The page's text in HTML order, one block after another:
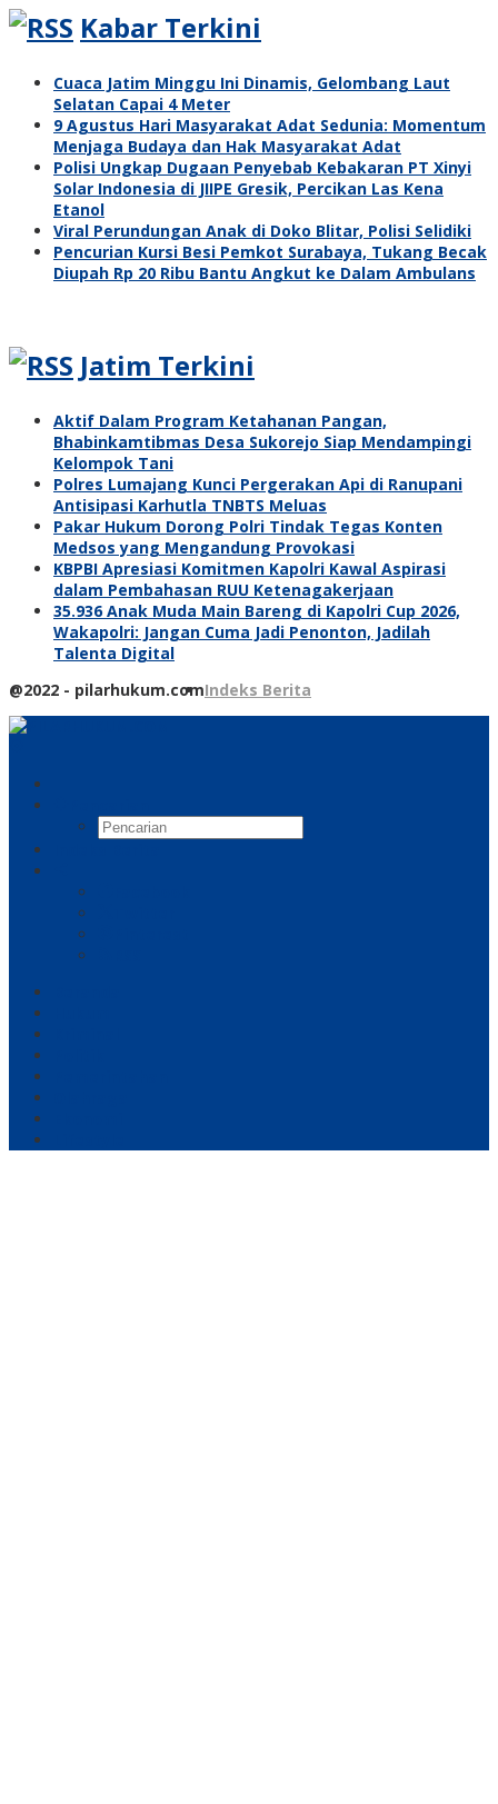
Kabar Terkini
Cuaca Jatim Minggu Ini Dinamis, Gelombang Laut
Selatan Capai 4 Meter
9 Agustus Hari Masyarakat Adat Sedunia: Momentum
Menjaga Budaya dan Hak Masyarakat Adat
Polisi Ungkap Dugaan Penyebab Kebakaran PT Xinyi
Solar Indonesia di JIIPE Gresik, Percikan Las Kena
Etanol
Viral Perundungan Anak di Doko Blitar, Polisi Selidiki
Pencurian Kursi Besi Pemkot Surabaya, Tukang Becak
Diupah Rp 20 Ribu Bantu Angkut ke Dalam Ambulans
Jatim Terkini
Aktif Dalam Program Ketahanan Pangan,
Bhabinkamtibmas Desa Sukorejo Siap Mendampingi
Kelompok Tani
Polres Lumajang Kunci Pergerakan Api di Ranupani
Antisipasi Karhutla TNBTS Meluas
Pakar Hukum Dorong Polri Tindak Tegas Konten
Medsos yang Mengandung Provokasi
KBPBI Apresiasi Komitmen Kapolri Kawal Aspirasi
dalam Pembahasan RUU Ketenagakerjaan
35.936 Anak Muda Main Bareng di Kapolri Cup 2026,
Wakapolri: Jangan Cuma Jadi Penonton, Jadilah
Talenta Digital
@2022 - pilarhukum.comIndeks Berita